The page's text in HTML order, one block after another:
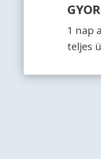
1 nap
teljes